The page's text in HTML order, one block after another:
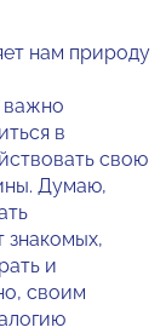
нам природу
в
свою
Думаю,
и
своим